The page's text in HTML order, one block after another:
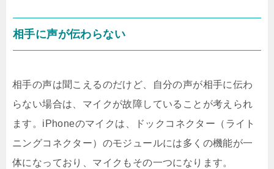
相手に声が伝わらない
相手の声は聞こえるのだけど、自分の声が相手に伝わ
らない場合は、マイクが故障していることが考えられ
ます。iPhoneのマイクは、ドックコネクター（ライト
ニングコネクター）のモジュールには多くの機能が一
体になっており、マイクもその一つになります。